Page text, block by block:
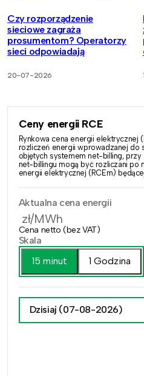
Czy rozporządzenie
sieciowe zagraża
prosumentom? Operatorzy
sieci odpowiadają
20-07-2026
Ceny energii RCE
Rynkowa cena energii elektrycznej
rozliczeń energii wprowadzanej do
objętych systemem net-billing,
net-billingu mogą być rozliczani po
energii elektrycznej (RCEm)
Aktualna cena energii
zł/MWh
Cena netto (bez VAT)
Skala
15 minut
1 Godzina
Dzisiaj (07-08-2026)